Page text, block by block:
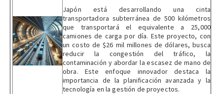
Japón está desarrollando una cinta
transportadora subterránea de 500 kilómetros
que transportará el equivalente a 25,000
camiones de carga por día. Este proyecto, con
un costo de $26 mil millones de dólares, busca
reducir la congestión del tráfico, la
contaminación y abordar la escasez de mano de
obra. Este enfoque innovador destaca la
importancia de la planificación avanzada y la
tecnología en la gestión de proyectos.